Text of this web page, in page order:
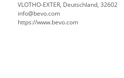
VLOTHO-EXTER, Deutschland, 32602
info@bevo.com
https://www.bevo.com